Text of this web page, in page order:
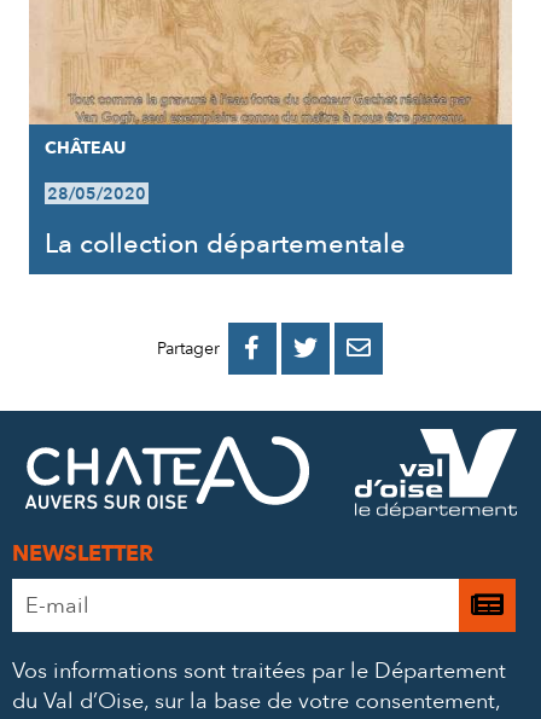
CHÂTEAU
28/05/2020
La collection départementale
Partager 
PARTAGER
FACEBOOK
PARTAGER
PARTAGER
MAIL
NEWSLETTER
Adresse
e-
*
Je
à
Vos informations sont traitées par le Département
du Val d’Oise, sur la base de votre consentement,